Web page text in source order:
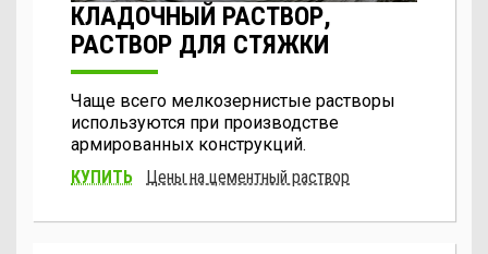
КЛАДОЧНЫЙ РАСТВОР,
РАСТВОР ДЛЯ СТЯЖКИ
Чаще всего мелкозернистые растворы
используются при производстве
армированных конструкций.
КУПИТЬ
Цены на цементный раствор